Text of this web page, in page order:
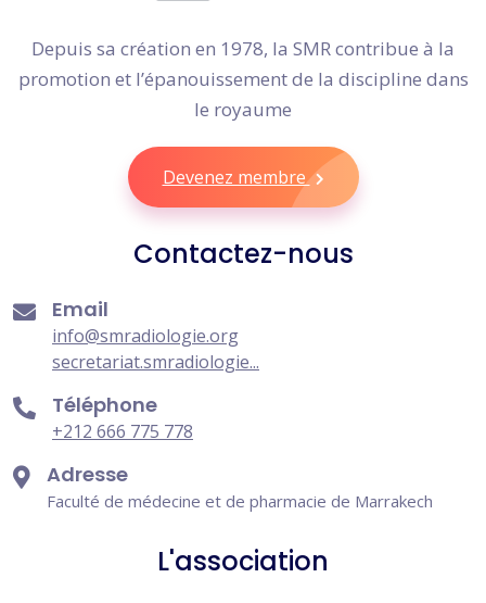
Depuis sa création en 1978, la SMR contribue à la
promotion et l’épanouissement de la discipline dans
le royaume
Devenez membre
Contactez-nous
Email
info@smradiologie.org
secretariat.smradiologie...
Téléphone
+212 666 775 778
Adresse
Faculté de médecine et de pharmacie de Marrakech
L'association